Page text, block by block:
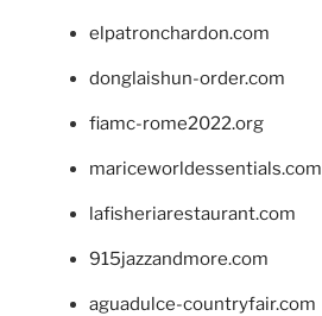
elpatronchardon.com
donglaishun-order.com
fiamc-rome2022.org
mariceworldessentials.com
lafisheriarestaurant.com
915jazzandmore.com
aguadulce-countryfair.com